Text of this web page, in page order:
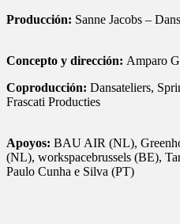
Producción: Sanne Jacobs –
Concepto y dirección: Amparo
Coproducción: Dansateliers,
Frascati Producties
Apoyos: BAU AIR (NL),
(NL), workspacebrussels (BE),
Paulo Cunha e Silva (PT)